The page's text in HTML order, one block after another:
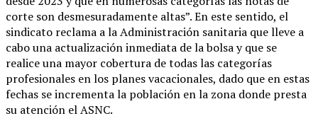
corte son desmesuradamente altas”. En este sentido, el
sindicato reclama a la Administración sanitaria que lleve a
cabo una actualización inmediata de la bolsa y que se
realice una mayor cobertura de todas las categorías
profesionales en los planes vacacionales, dado que en estas
fechas se incrementa la población en la zona donde presta
su atención el ASNC.